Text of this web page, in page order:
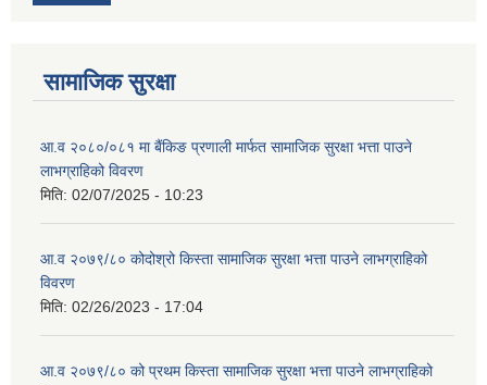
सामाजिक सुरक्षा
आ.व २०८०/०८१ मा बैंकिङ प्रणाली मार्फत सामाजिक सुरक्षा भत्ता पाउने
लाभग्राहिको विवरण
मिति: 02/07/2025 - 10:23
आ.व २०७९/८० कोदोश्रो किस्ता सामाजिक सुरक्षा भत्ता पाउने लाभग्राहिको
विवरण
मिति: 02/26/2023 - 17:04
आ.व २०७९/८० को प्रथम किस्ता सामाजिक सुरक्षा भत्ता पाउने लाभग्राहिको